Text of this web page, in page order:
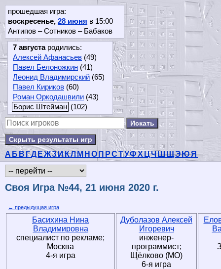
прошедшая игра:
воскресенье, 28 июня в 15:00
Антипов – Сотников – Бабаков
7 августародились:
Алексей Афанасьев (49)
Павел Белоножкин (41)
Леонид Владимирский (65)
Павел Кириков (60)
Роман Оркодашвили (43)
Борис Штейман (102)
Скрыть результаты игр
А Б В ГДЕЖЗИКЛМ Н О ПРСТУФХ ЦЧШЩЭЮЯ
Своя Игра №44, 21 июня 2020 г.
← предыдущая игра
Басихина Нина
Владимировна
специалист по рекламе;
Москва
4-я игра
Дуболазов Алексей
Игоревич
инженер-
программист;
Щёлково (МО)
6-я игра